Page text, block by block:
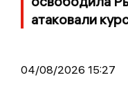
атаковали
04/08/2026 15:27